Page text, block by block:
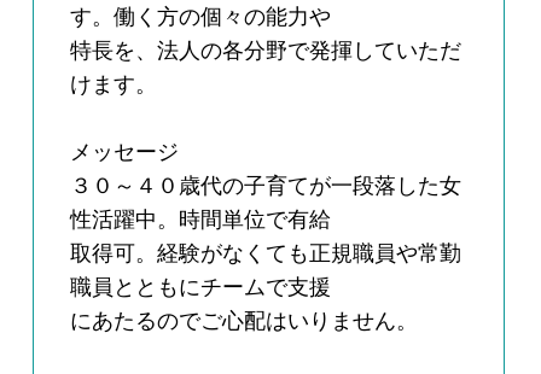
す。働く方の個々の能力や
特長を、法人の各分野で発揮していただ
けます。
メッセージ
３０～４０歳代の子育てが一段落した女
性活躍中。時間単位で有給
取得可。経験がなくても正規職員や常勤
職員とともにチームで支援
にあたるのでご心配はいりません。